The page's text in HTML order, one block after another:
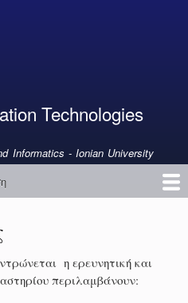
Technologies
Informatics - Ionian University
η ερευνητική και
περιλαμβάνουν: